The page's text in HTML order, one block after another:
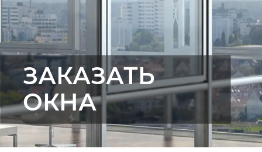
ЗАКАЗАТЬ
ОКНА